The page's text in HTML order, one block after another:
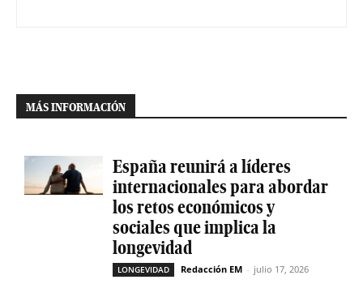
MÁS INFORMACIÓN
España reunirá a líderes
internacionales para abordar
los retos económicos y
sociales que implica la
longevidad
LONGEVIDAD Redacción EM - julio 17, 2026